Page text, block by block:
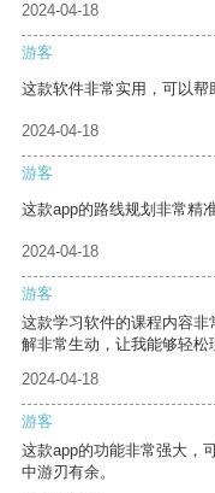
2024-04-18
游客
这款软件非常实用，可以帮
2024-04-18
游客
这款app的路线规划非常精
2024-04-18
游客
这款学习软件的课程内容
解非常生动，让我能够轻松
2024-04-18
游客
这款app的功能非常强大，
中游刃有余。